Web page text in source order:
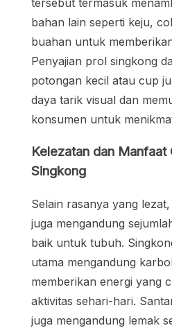
tersebut termasuk
bahan lain seperti keju,
buahan untuk
Penyajian prol singkong
potongan kecil atau cup
daya tarik visual dan
konsumen untuk
Kelezatan dan Manfaat
Singkong
Selain rasanya yang
juga mengandung
baik untuk tubuh.
utama mengandung
memberikan energi yang
aktivitas sehari-hari.
juga mengandung lemak